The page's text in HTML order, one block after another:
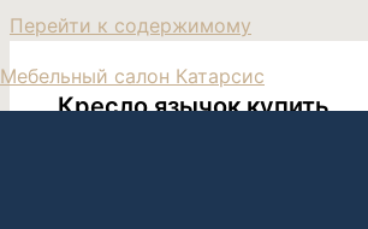
Перейти к содержимому
Мебельный салон Катарсис
Кресло язычок купить